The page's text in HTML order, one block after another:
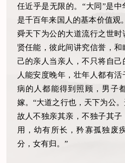
任近乎是无限的。“大同”是
是千百年来国人的基本价值观
舜天下为公的大道流行之世
贤任能，彼此间讲究信誉，
己的亲人当亲人，不只将自
人能安度晚年，壮年人都有
病的人都能得到照顾，男子
嫁。“大道之行也，天下为公
故人不独亲其亲，不独子其
用，幼有所长，矜寡孤独废
分，女有归。”